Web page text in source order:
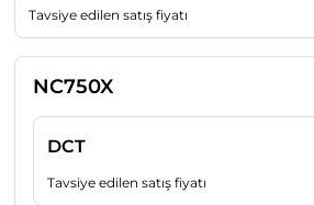
Tavsiye edilen satış fiyatı
NC750X
DCT
Tavsiye edilen satış fiyatı